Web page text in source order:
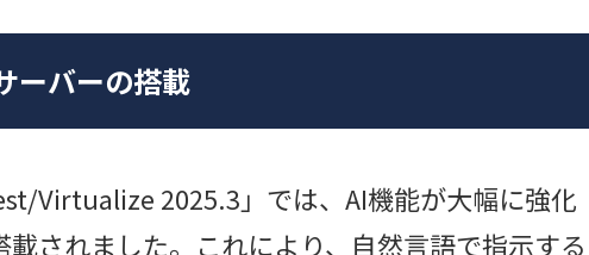
ーバーの搭載
Virtualize 2025.3」では、AI機能が大幅に強化
されました。これにより、自然言語で指示する